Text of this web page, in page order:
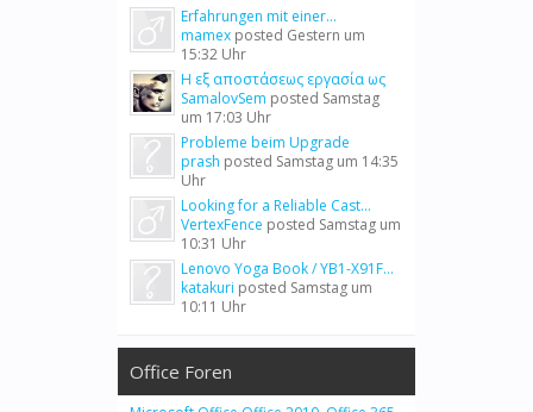
Erfahrungen mit einer...
mamex posted Gestern um
15:32 Uhr
Η εξ αποστάσεως εργασία ως
SamalovSem posted Samstag
um 17:03 Uhr
Probleme beim Upgrade
prash posted Samstag um 14:35
Uhr
Looking for a Reliable Cast...
VertexFence posted Samstag um
10:31 Uhr
Lenovo Yoga Book / YB1-X91F...
katakuri posted Samstag um
10:11 Uhr
Office Foren